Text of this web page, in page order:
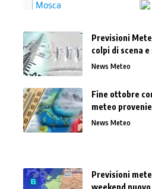
Previsioni
colpi di scena
News Meteo
Fine ottobre
meteo
News Meteo
Previsioni
weekend